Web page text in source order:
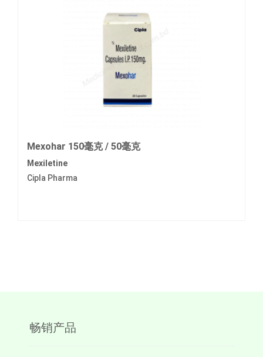
Mexohar 150毫克 / 50毫克
Mexiletine
Cipla Pharma
畅销产品